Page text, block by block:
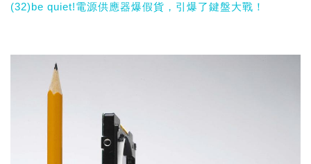
(32)be quiet!電源供應器爆假貨，引爆了鍵盤大戰！